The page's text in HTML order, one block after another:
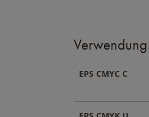
EPS CMYC C